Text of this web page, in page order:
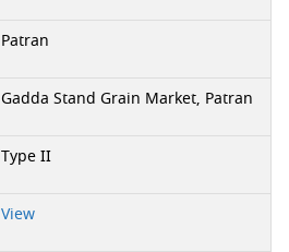
Patran
Gadda Stand Grain Market, Patran
Type II
View